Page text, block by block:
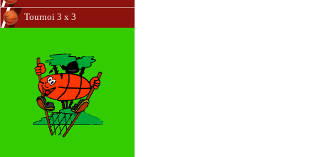
Tournoi 3 x 3